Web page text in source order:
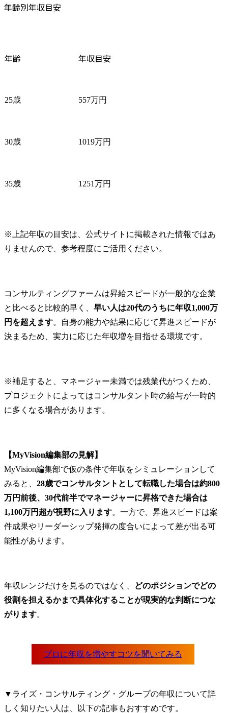
年齢別年収目安
年齢 年収目安
25歳 557万円
30歳 1019万円
35歳 1251万円
※上記年収の目安は、公式サイトに掲載された情報ではあ
りませんので、参考程度にご活用ください。
コンサルティングファームは昇給スピードが一般的な企業
と比べると比較的早く、 早い人は20代のうちに年収1,000万
円を超えます。自身の能力や結果に応じて昇進スピードが
決まるため、実力に応じた年収増を目指せる環境です。
※補足すると、マネージャー未満では残業代がつくため、
プロジェクトによってはコンサルタント時の給与が一時的
に多くなる場合があります。
【MyVision編集部の見解】
MyVision編集部で仮の条件で年収をシミュレーションして
みると、 28歳でコンサルタントとして転職した場合は約800
万円前後、30代前半でマネージャーに昇格できた場合は
1,100万円超が視野に入ります。一方で、昇進スピードは案
件成果やリーダーシップ発揮の度合いによって差が出る可
能性があります。
年収レンジだけを見るのではなく、
どのポジションでどの
役割を担えるかまで具体化することが現実的な判断につな
がります。
▼ライズ・コンサルティング・グループの年収について詳
しく知りたい人は、以下の記事もおすすめです。